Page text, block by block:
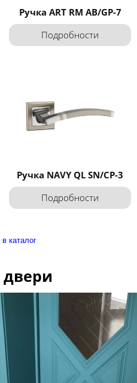
Ручка ART RM AB/GP-7
Подробности
Ручка NAVY QL SN/CP-3
Подробности
каталог